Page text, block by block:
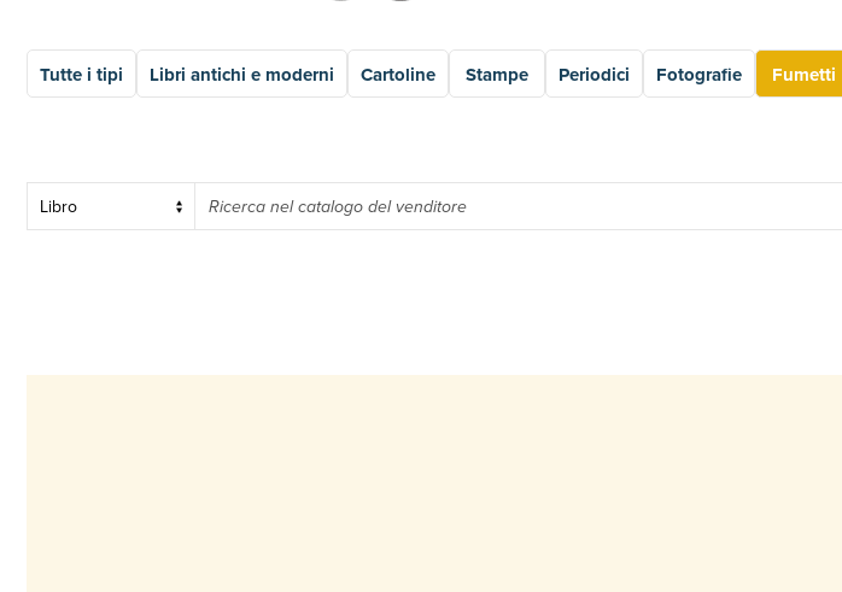
Tutte i tipi Libri antichi e moderni Cartoline Stampe Periodici Fotografie Fumetti